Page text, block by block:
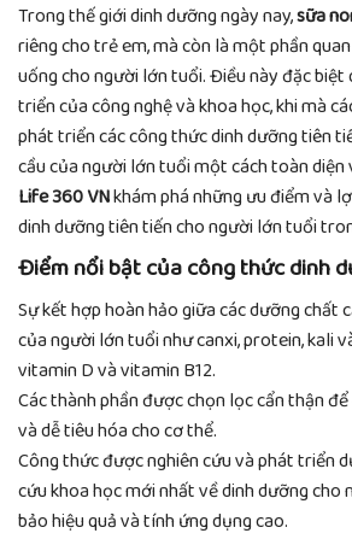
Trong thế giới dinh dưỡng ngày nay,sữa
riêng cho trẻ em, mà còn là một phần
uống cho người lớn tuổi. Điều này đặc
triển của công nghệ và khoa học, khi mà
phát triển các công thức dinh dưỡng tiên
cầu của người lớn tuổi một cách toàn diện
Life 360 VNkhám phá những ưu điểm và
dinh dưỡng tiên tiến cho người lớn tuổi
Điểm nổi bật của công thức dinh
Sự kết hợp hoàn hảo giữa các dưỡng chất
của người lớn tuổi như canxi, protein, kali
vitamin D và vitamin B12.
Các thành phần được chọn lọc cẩn thận
và dễ tiêu hóa cho cơ thể.
Công thức được nghiên cứu và phát triển
cứu khoa học mới nhất về dinh dưỡng cho
bảo hiệu quả và tính ứng dụng cao.